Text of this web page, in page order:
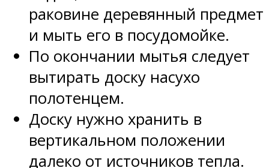
раковине деревянный предмет
и мыть его в посудомойке.
По окончании мытья следует
вытирать доску насухо
полотенцем.
Доску нужно хранить в
вертикальном положении
далеко от источников тепла.